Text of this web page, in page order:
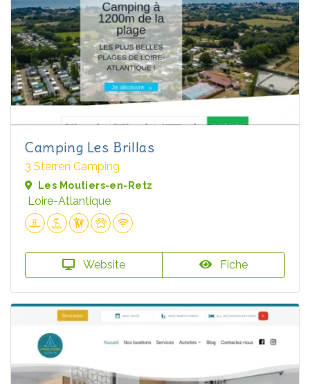
Camping Les Brillas
3 Sterren Camping
Les Moutiers-en-Retz
Loire-Atlantique
Website Fiche